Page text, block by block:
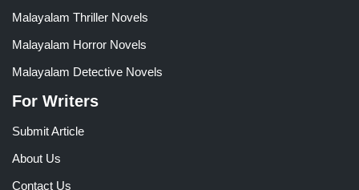
Malayalam Thriller Novels
Malayalam Horror Novels
Malayalam Detective Novels
For Writers
Submit Article
About Us
Contact Us